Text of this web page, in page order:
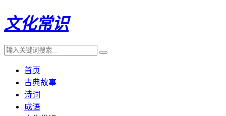
文化常识
首页
古典故事
诗词
成语